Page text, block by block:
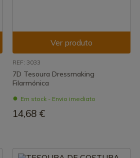
Ver produto
REF: 3033
7D Tesoura Dressmaking
Filarmónica
Em stock - Envio imediato
14,68 €